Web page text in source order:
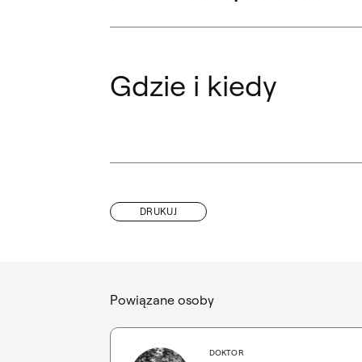
Gdzie i kiedy
DRUKUJ
Powiązane osoby
DOKTOR